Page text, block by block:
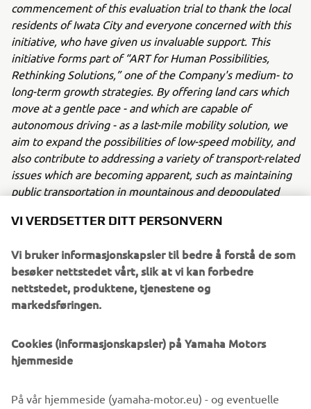
commencement of this evaluation trial to thank the local
residents of Iwata City and everyone concerned with this
initiative, who have given us invaluable support. This
initiative forms part of “ART for Human Possibilities,
Rethinking Solutions,” one of the Company's medium- to
long-term growth strategies. By offering land cars which
move at a gentle pace - and which are capable of
autonomous driving - as a last-mile mobility solution, we
aim to expand the possibilities of low-speed mobility, and
also contribute to addressing a variety of transport-related
issues which are becoming apparent, such as maintaining
public transportation in mountainous and depopulated
Trial period:Two years from July 2019
Trial location:Around Mikuriya Station (planned for
opening) Iwata city, Shizuoka, Japan
Distance to be traveled:
Personal Mobility) - public road specification land cars
Trial objectives:
autonomous driving systems
VI VERDSETTER DITT PERSONVERN
Vi bruker informasjonskapsler til bedre å forstå de som
besøker nettstedet vårt, slik at vi kan forbedre
nettstedet, produktene, tjenestene og
markedsføringen.
Cookies (informasjonskapsler) på Yamaha Motors
hjemmeside
På vår hjemmeside (yamaha-motor.eu) - og eventuelle